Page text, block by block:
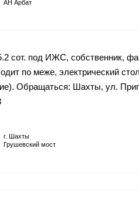
АН Арбат
сот. под ИЖС, собственник,
по меже, электрический
Обращаться: Шахты, ул.
г. Шахты
Грушевский мост